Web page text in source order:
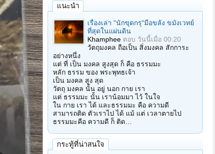
แนะนำ
เรื่องเล่า "นักขุดกรุ"มือขลัง ขมังเวทย์
ที่สุดในแผ่นดิน
Khamphee ตอบ วันนี้เมื่อ 00:20
วัตถุมงคล ถือเป็น สิ่งมงคล สักการะ
อย่างหนึ่ง
แต่ ที่ เป็น มงคล สูงสุด ก็ คือ ธรรมมะ
หลัก ธรรม ของ พระพุทธเจ้า
เป็น มงคล สูง สุด
วัตถุ มงคล นั้น อยู่ นอก กาย เรา
แต่ ธรรมมะ นั้น เราน้อมมา ไว้ ในใจ
ใน กาย เรา ได้ และธรรมมะ คือ ความดี
สามารถติด ตัวเราไป ได้ แม้ แต่ เวลาตายไป
ธรรมมะคือ ความดี ก็ ติด…
กระทู้ที่น่าสนใจ